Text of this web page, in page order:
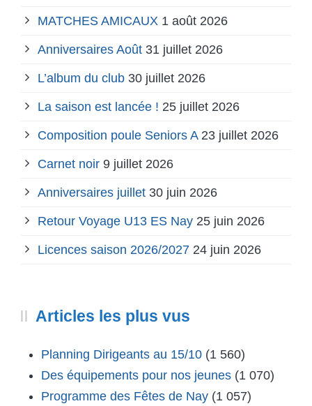
MATCHES AMICAUX 1 août 2026
Anniversaires Août 31 juillet 2026
L’album du club 30 juillet 2026
La saison est lancée ! 25 juillet 2026
Composition poule Seniors A 23 juillet 2026
Carnet noir 9 juillet 2026
Anniversaires juillet 30 juin 2026
Retour Voyage U13 ES Nay 25 juin 2026
Licences saison 2026/2027 24 juin 2026
Articles les plus vus
Planning Dirigeants au 15/10 (1 560)
Des équipements pour nos jeunes (1 070)
Programme des Fêtes de Nay (1 057)